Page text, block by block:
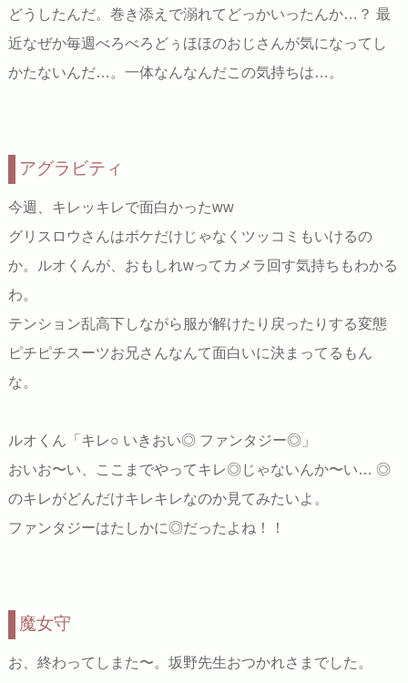
どうしたんだ。巻き添えで溺れてどっかいったんか…？ 最
近なぜか毎週べろべろどぅほほのおじさんが気になってし
かたないんだ…。一体なんなんだこの気持ちは…。
アグラビティ
今週、キレッキレで面白かったww
グリスロウさんはボケだけじゃなくツッコミもいけるの
か。ルオくんが、おもしれwってカメラ回す気持ちもわかる
わ。
テンション乱高下しながら服が解けたり戻ったりする変態
ピチピチスーツお兄さんなんて面白いに決まってるもん
な。
ルオくん「キレ○ いきおい◎ ファンタジー◎」
おいお〜い、ここまでやってキレ◎じゃないんか〜い… ◎
のキレがどんだけキレキレなのか見てみたいよ。
ファンタジーはたしかに◎だったよね！！
魔女守
お、終わってしまた〜。坂野先生おつかれさまでした。